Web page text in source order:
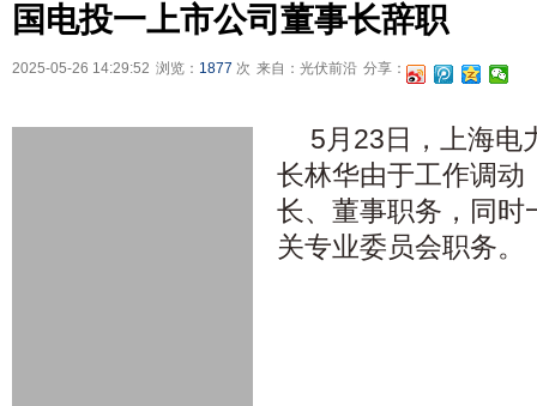
国电投一上市公司董事长辞职
2025-05-26 14:29:52 浏览： 1877 次 来自：光伏前沿 分享：
5月23日，上海电
长林华由于工作调动
长、董事职务，同时
关专业委员会职务。